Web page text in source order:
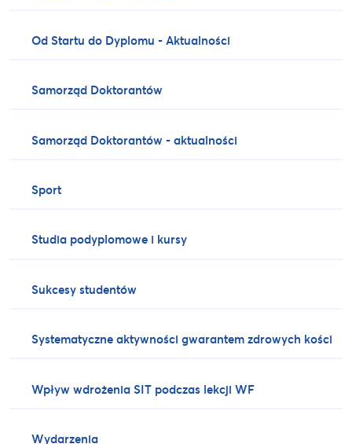
Od Startu do Dyplomu - Aktualności
Samorząd Doktorantów
Samorząd Doktorantów - aktualności
Sport
Studia podyplomowe i kursy
Sukcesy studentów
Systematyczne aktywności gwarantem zdrowych kości
Wpływ wdrożenia SIT podczas lekcji WF
Wydarzenia